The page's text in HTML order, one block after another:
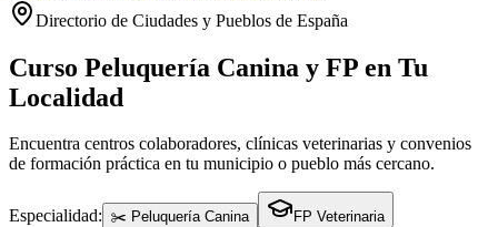
Directorio de Ciudades y Pueblos de España
Curso Peluquería Canina y FP en Tu
Localidad
Encuentra centros colaboradores, clínicas veterinarias y convenios
de formación práctica en tu municipio o pueblo más cercano.
Especialidad: ✂️ Peluquería Canina
FP Veterinaria